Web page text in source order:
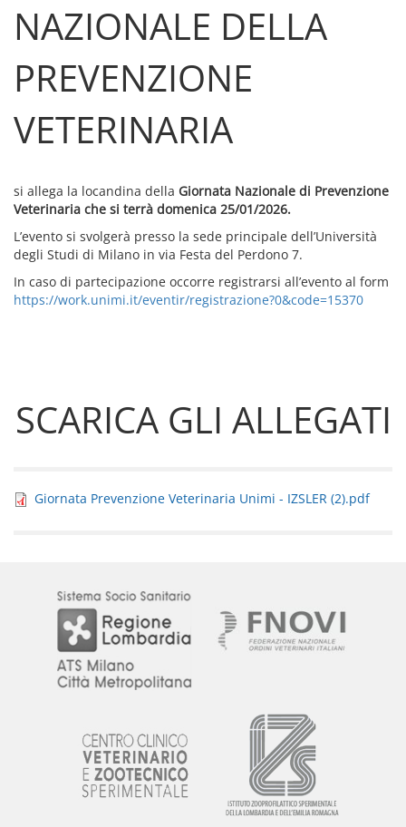
NAZIONALE DELLA
PREVENZIONE
VETERINARIA
si allega la locandina della Giornata Nazionale di Prevenzione
Veterinaria che si terrà domenica 25/01/2026.
L’evento si svolgerà presso la sede principale dell’Università
degli Studi di Milano in via Festa del Perdono 7.
In caso di partecipazione occorre registrarsi all’evento al form
https://work.unimi.it/eventir/registrazione?0&code=15370
SCARICA GLI ALLEGATI
Giornata Prevenzione Veterinaria Unimi - IZSLER (2).pdf